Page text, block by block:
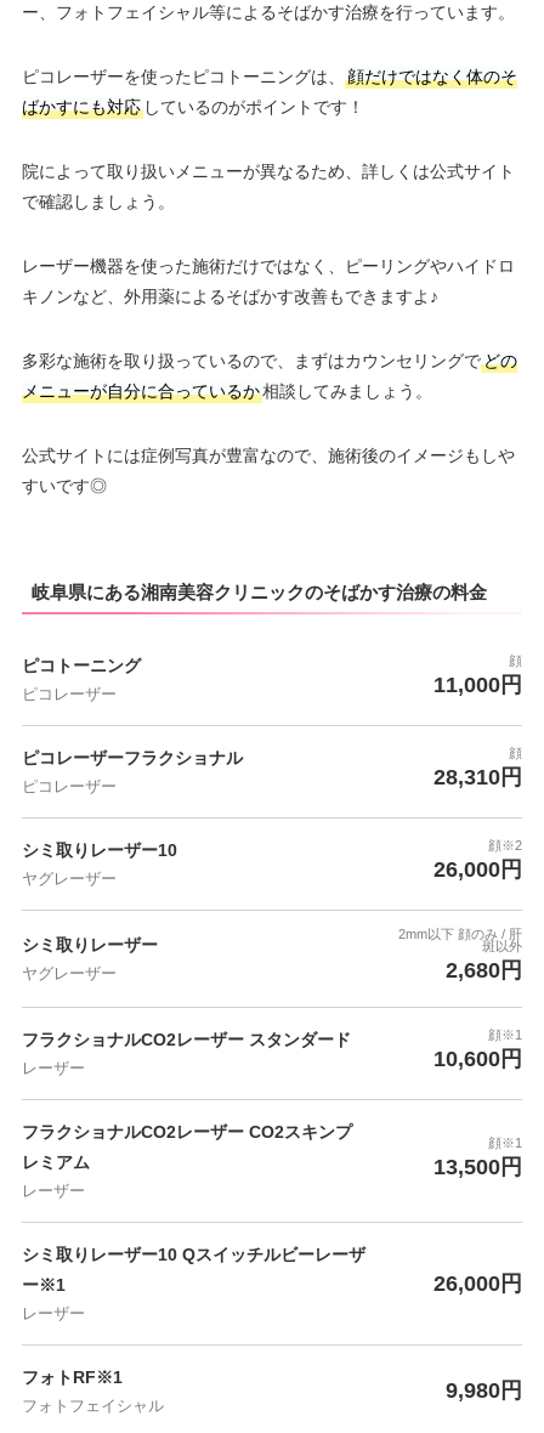
ー、フォトフェイシャル等によるそばかす治療を行っています。
ピコレーザーを使ったピコトーニングは、
顔だけではなく体のそ
ばかすにも対応しているのがポイントです！
院によって取り扱いメニューが異なるため、詳しくは公式サイト
で確認しましょう。
レーザー機器を使った施術だけではなく、ピーリングやハイドロ
キノンなど、外用薬によるそばかす改善もできますよ♪
多彩な施術を取り扱っているので、まずはカウンセリングでどの
メニューが自分に合っているか相談してみましょう。
公式サイトには症例写真が豊富なので、施術後のイメージもしや
すいです◎
岐阜県にある湘南美容クリニックのそばかす治療の料金
ピコトーニング
ピコレーザー
顔
11,000円
ピコレーザーフラクショナル
ピコレーザー
顔
28,310円
シミ取りレーザー10
ヤグレーザー
顔※2
26,000円
シミ取りレーザー
ヤグレーザー
2mm以下 顔のみ / 肝
斑以外
2,680円
フラクショナルCO2レーザー スタンダード
レーザー
顔※1
10,600円
フラクショナルCO2レーザー CO2スキンプ
レミアム
レーザー
顔※1
13,500円
シミ取りレーザー10 Qスイッチルビーレーザ
ー※1
レーザー
26,000円
フォトRF※1
フォトフェイシャル
9,980円